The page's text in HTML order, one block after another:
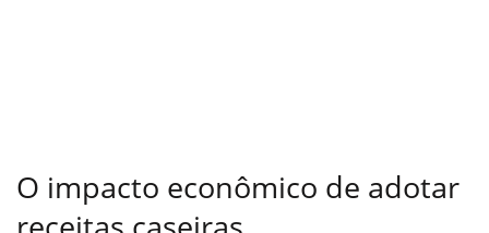
O impacto econômico de adotar